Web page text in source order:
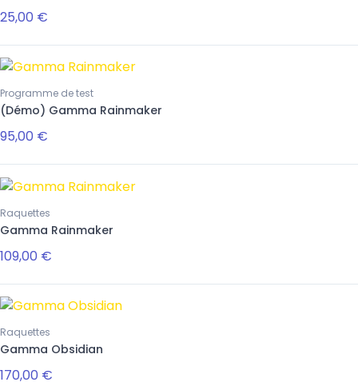
25,00 €
Programme de test
(Démo) Gamma Rainmaker
95,00 €
Raquettes
Gamma Rainmaker
109,00 €
Raquettes
Gamma Obsidian
170,00 €